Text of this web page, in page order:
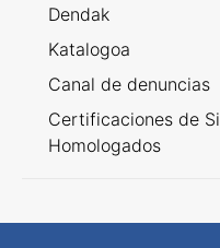
Dendak
Katalogoa
Canal de denuncias
Certificaciones de
Homologados